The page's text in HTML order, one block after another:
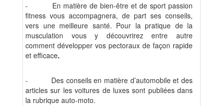
-
En matière de bien-être et de sport passion
fitness vous accompagnera, de part ses conseils,
vers une meilleure santé. Pour la pratique de la
musculation vous y découvrirez entre autre
comment développer vos pectoraux de façon rapide
et efficace.
-
Des conseils en matière d’automobile et des
articles sur les voitures de luxes sont publiées dans
la rubrique auto-moto.